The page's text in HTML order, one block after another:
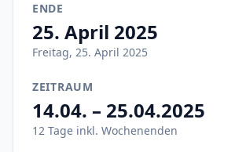
ENDE
25. April 2025
Freitag, 25. April 2025
ZEITRAUM
14.04. – 25.04.2025
12 Tage inkl. Wochenenden